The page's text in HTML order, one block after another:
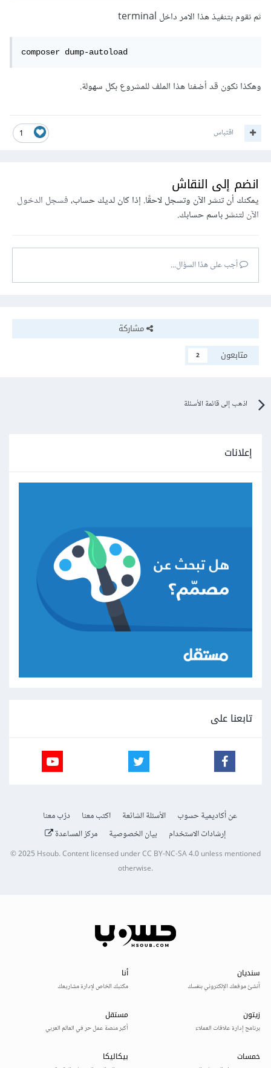
ثم نقوم بتنفيذ هذا الامر داخل terminal
composer dump-autoload
وهكذا نكون قد أضفنا هذا الملف للمشروع بكل سهولة.
1 اقتباس
انضم إلى النقاش
يمكنك أن تنشر الآن وتسجل لاحقًا. إذا كان لديك حساب،فسجل الدخول
الآنلتنشر باسم حسابك.
أجب على هذا السؤال...
مشاركة
متابعون
2
اذهب إلى قائمة الأسئلة
إعلانات
تابعنا على
عن أكاديمية حسوب الأسئلة الشائعة اكتب معنا
درّب معنا
إرشادات الاستخدام
بيان الخصوصية مركز المساعدة
© 2025Hsoub.Content licensed underCC BY-NC-SA 4.0unless mentioned
otherwise.